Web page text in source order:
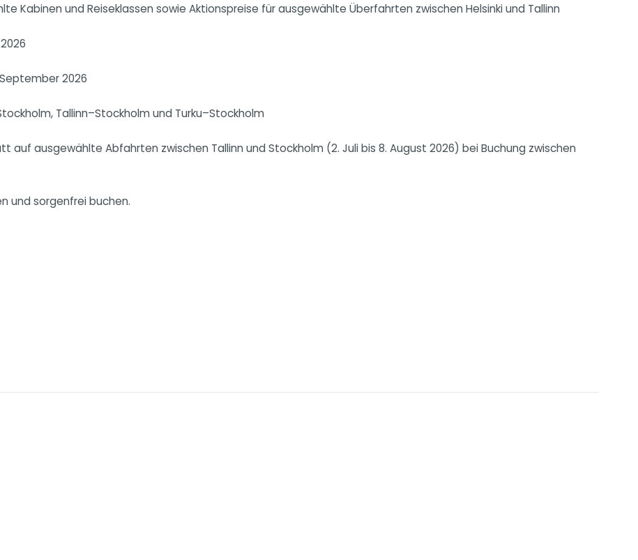
Kabinen und Reiseklassen sowie Aktionspreise für ausgewählte Überfahrten zwischen Helsinki und Tallinn
2026
Tallinn–Stockholm und Turku–Stockholm
auf ausgewählte Abfahrten zwischen Tallinn und Stockholm (2. Juli bis 8. August 2026) bei Buchung zwischen
und sorgenfrei buchen.